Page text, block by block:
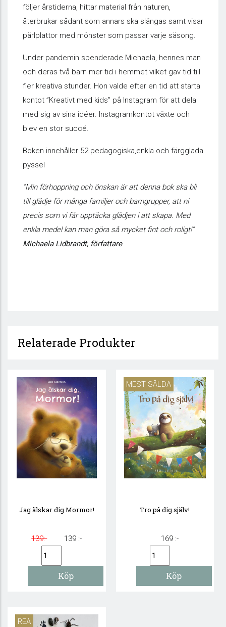
följer årstiderna, hittar material från naturen,
återbrukar sådant som annars ska slängas samt visar
pärlplattor med mönster som passar varje säsong.
Under pandemin spenderade Michaela, hennes man
och deras två barn mer tid i hemmet vilket gav tid till
fler kreativa stunder. Hon valde efter en tid att starta
kontot ”Kreativt med kids” på Instagram för att dela
med sig av sina idéer. Instagramkontot växte och
blev en stor succé.
Boken innehåller 52 pedagogiska,enkla och färgglada
pyssel
”Min förhoppning och önskan är att denna bok ska bli
till glädje för många familjer och barngrupper, att ni
precis som vi får upptäcka glädjen i att skapa. Med
enkla medel kan man göra så mycket fint och roligt!”
Michaela Lidbrandt, författare
Relaterade Produkter
Jag älskar dig Mormor!
139:- 139 :-
MEST SÅLDA
Tro på dig själv!
169 :-
REA